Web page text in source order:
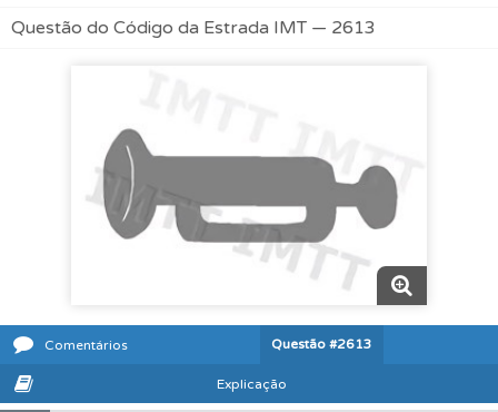
Questão do Código da Estrada IMT — 2613
Comentários Questão #2613
Explicação